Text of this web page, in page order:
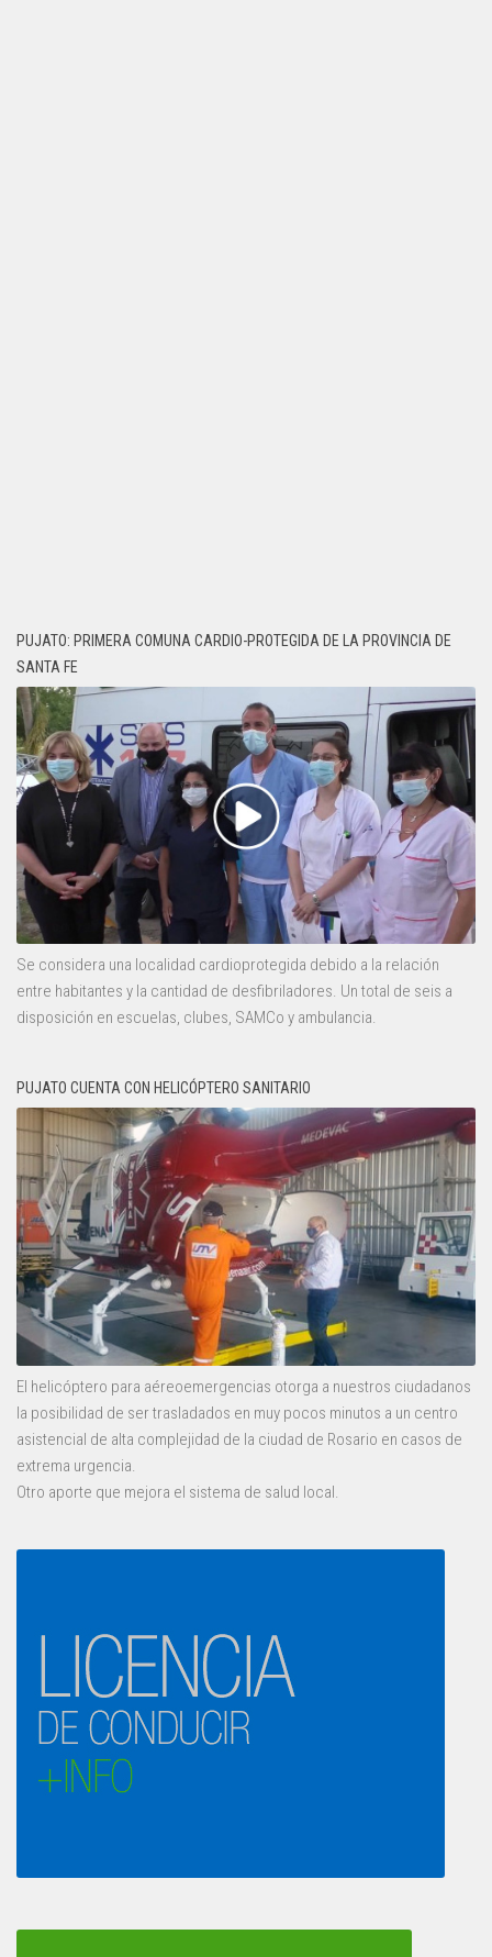
PUJATO: PRIMERA COMUNA CARDIO-PROTEGIDA DE LA PROVINCIA DE
SANTA FE
Se considera una localidad cardioprotegida debido a la relación
entre habitantes y la cantidad de desfibriladores. Un total de seis a
disposición en escuelas, clubes, SAMCo y ambulancia.
PUJATO CUENTA CON HELICÓPTERO SANITARIO
El helicóptero para aéreoemergencias otorga a nuestros ciudadanos
la posibilidad de ser trasladados en muy pocos minutos a un centro
asistencial de alta complejidad de la ciudad de Rosario en casos de
extrema urgencia.
Otro aporte que mejora el sistema de salud local.